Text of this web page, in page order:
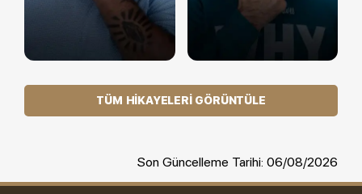
TÜM HIKAYELERI GÖRÜNTÜLE
Son Güncelleme Tarihi: 06/08/2026